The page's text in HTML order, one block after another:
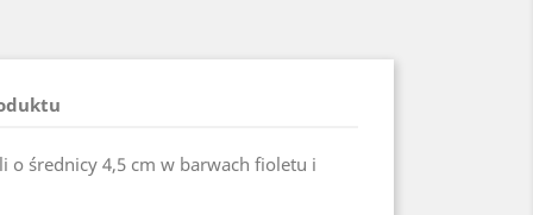
o średnicy 4,5 cm w barwach fioletu i